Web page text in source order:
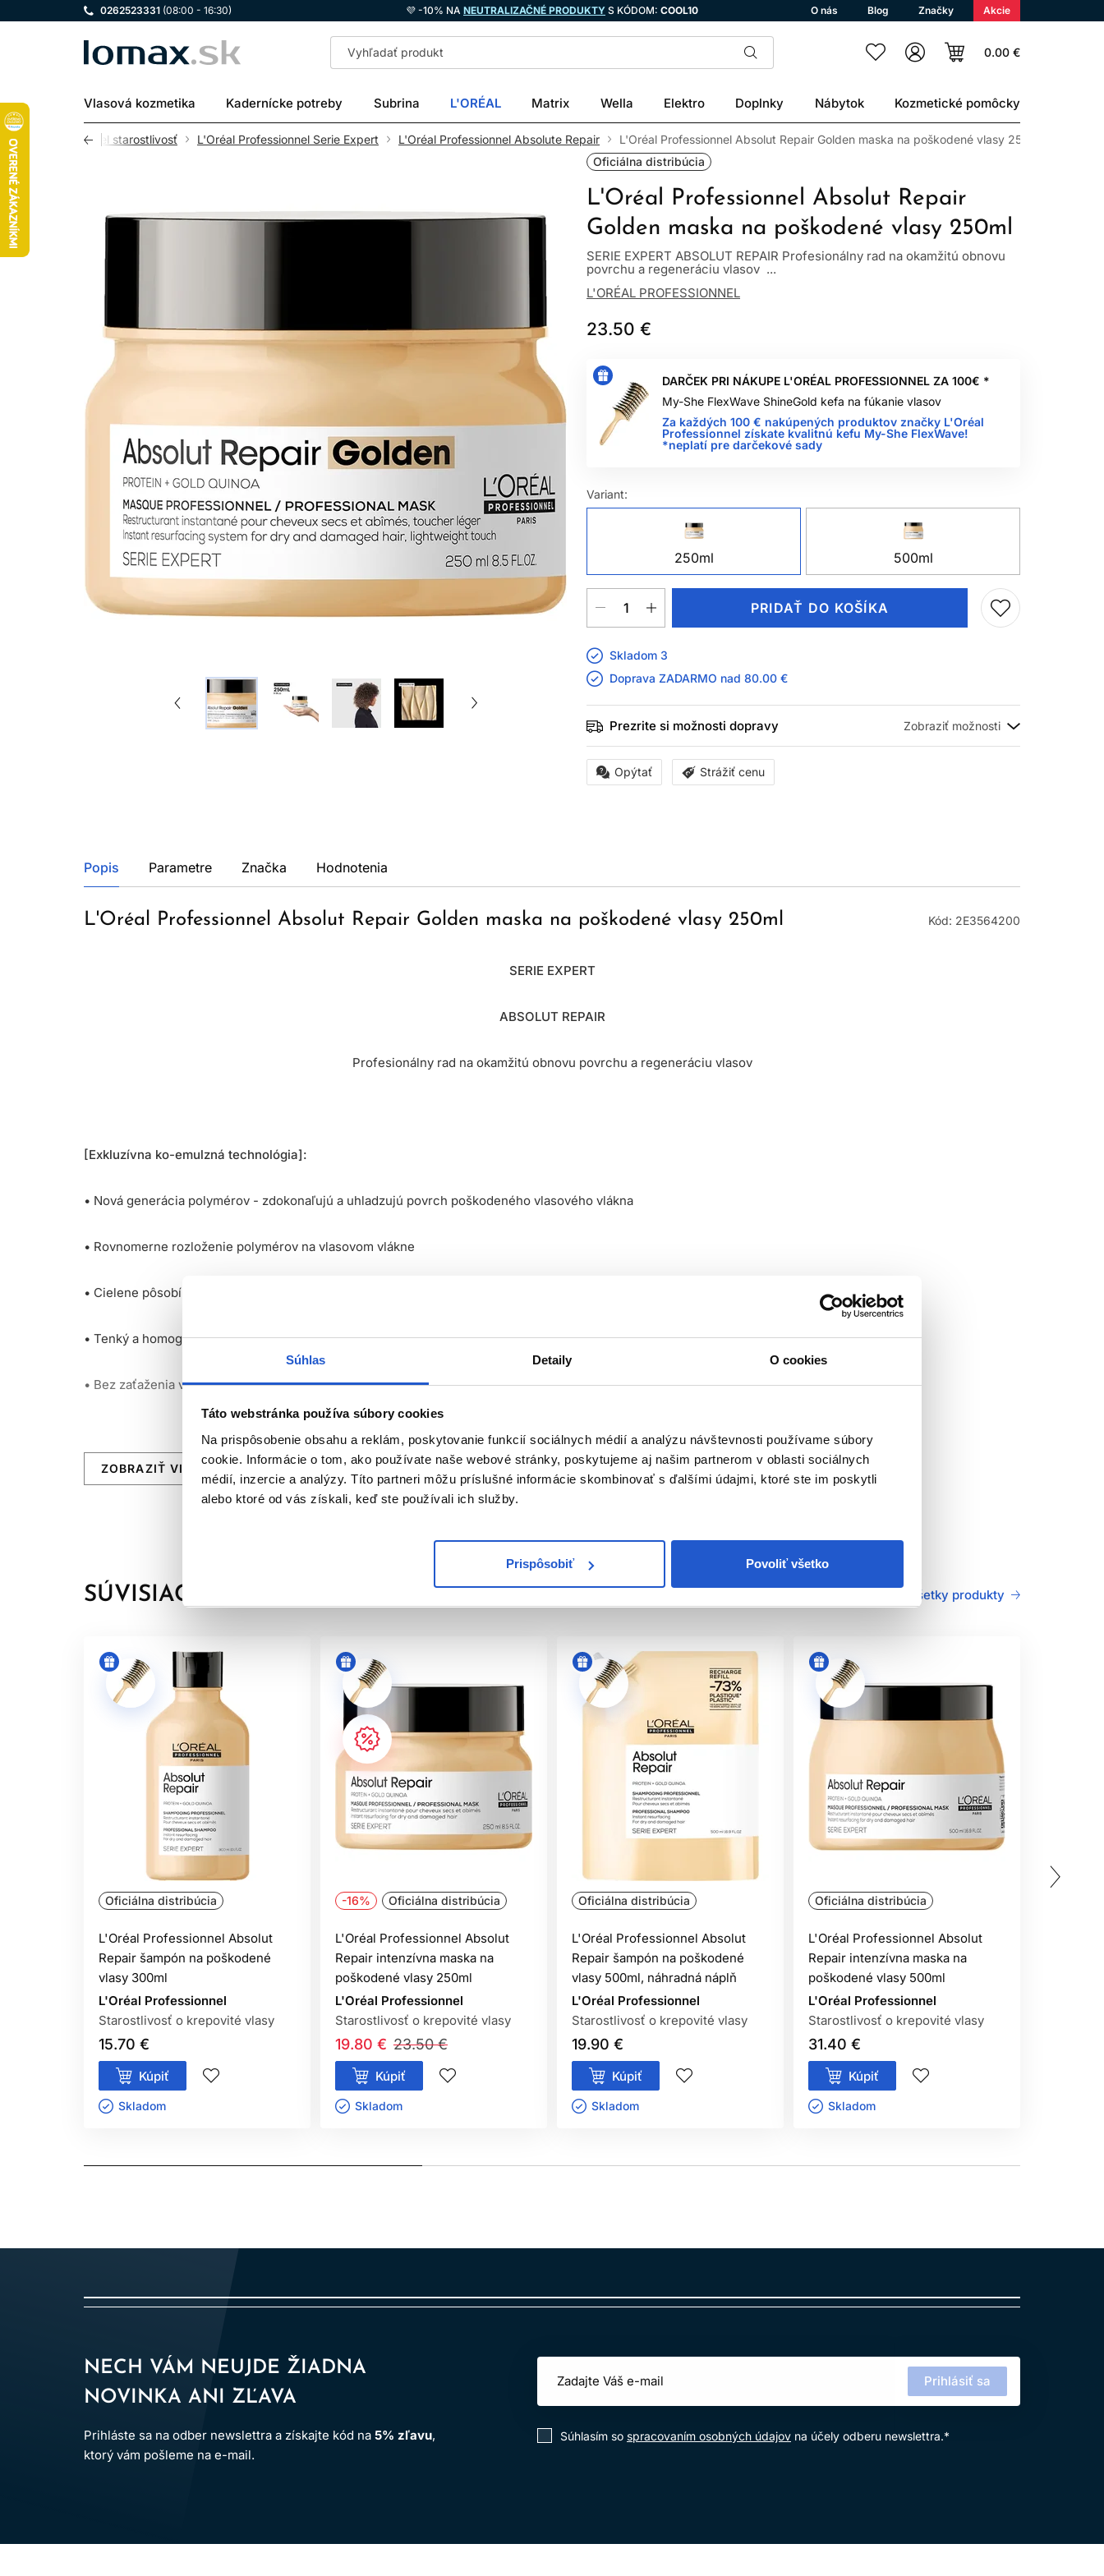
Súhlas Detaily O cookies
Táto webstránka používa súbory cookies
Na prispôsobenie obsahu a reklám, poskytovanie funkcií sociálnych médií a analýzu návštevnosti používame súbory
cookie. Informácie o tom, ako používate naše webové stránky, poskytujeme aj našim partnerom v oblasti sociálnych
médií, inzercie a analýzy. Títo partneri môžu príslušné informácie skombinovať s ďalšími údajmi, ktoré ste im poskytli
alebo ktoré od vás získali, keď ste používali ich služby.
Prispôsobiť Povoliť všetko
0262523331 (08:00 - 16:30) 💜 -10% NA NEUTRALIZAČNÉ PRODUKTY S KÓDOM: COOL10 O nás Blog Značky Akcie
LOMAX 0.00 €
Vlasová kozmetika Kadernícke potreby Subrina L'ORÉAL Matrix Wella Elektro Doplnky Nábytok Kozmetické pomôcky
Professionnel starostlivosť L'Oréal Professionnel Serie Expert L'Oréal Professionnel Absolute Repair
L'Oréal Professionnel Absolut Repair Golden maska na poškodené vlasy 250ml
Oficiálna distribúcia
L'Oréal Professionnel Absolut Repair
Golden maska na poškodené vlasy 250ml
SERIE EXPERT ABSOLUT REPAIR Profesionálny rad na okamžitú obnovu
povrchu a regeneráciu vlasov ...
L'ORÉAL PROFESSIONNEL
23.50 €
DARČEK PRI NÁKUPE L'ORÉAL PROFESSIONNEL ZA 100€ *
My-She FlexWave ShineGold kefa na fúkanie vlasov
Za každých 100 € nakúpených produktov značky L'Oréal
Professionnel získate kvalitnú kefu My-She FlexWave!
*neplatí pre darčekové sady
Variant:
250ml 500ml
PRIDAŤ DO KOŠÍKA
Skladom 3
Doprava ZADARMO nad 80.00 €
Prezrite si možnosti dopravy
Opýtať Strážiť cenu
Popis Parametre Značka Hodnotenia
L'Oréal Professionnel Absolut Repair Golden maska na poškodené vlasy 250ml Kód: 2E3564200
SERIE EXPERT
ABSOLUT REPAIR
Profesionálny rad na okamžitú obnovu povrchu a regeneráciu vlasov
[Exkluzívna ko-emulzná technológia]:
• Nová generácia polymérov - zdokonaľujú a uhladzujú povrch poškodeného vlasového vlákna
• Rovnomerne rozloženie polymérov na vlasovom vlákne
• Cielene pôsobí na veľmi poškodené zóny vlasu
• Tenký a homogénny film na povrchu vlasového vlákna
• Bez zaťaženia vlasu s pocitom ľahkosti
Zlatá quinoa a proteín
PRODUKT:Krémovo-gélová zlatá textúra. Ideálna pre jemné a normálne vlasy. Hydratuje a regeneruje vlasové vlákno bez pocitu zaťaženia.
APLIKÁCIA:Po umytí vlasov šampónom Absolut Repair aplikujte na uterákom vysušené vlasy. Nechajte pôsobiť 3 až 5 minút. Dôkladne opláchnite.
250 ml, 500 ml
*Inštrumentálny test Absolut Repair: šampón + maska/starostlivosť
ZOBRAZIŤ VIAC
SÚVISIACE PRODUKTY Všetky produkty
Oficiálna distribúcia
L'Oréal Professionnel Absolut
Repair šampón na poškodené
vlasy 300ml
L'Oréal Professionnel
Starostlivosť o krepovité vlasy
15.70 €
Kúpiť
Skladom ㅤ
-16% Oficiálna distribúcia
L'Oréal Professionnel Absolut
Repair intenzívna maska na
poškodené vlasy 250ml
L'Oréal Professionnel
Starostlivosť o krepovité vlasy
23.50 €
19.80 €
Kúpiť
Skladom ㅤ
Oficiálna distribúcia
L'Oréal Professionnel Absolut
Repair šampón na poškodené
vlasy 500ml, náhradná náplň
L'Oréal Professionnel
Starostlivosť o krepovité vlasy
19.90 €
Kúpiť
Skladom ㅤ
Oficiálna distribúcia
L'Oréal Professionnel Absolut
Repair intenzívna maska na
poškodené vlasy 500ml
L'Oréal Professionnel
Starostlivosť o krepovité vlasy
31.40 €
Kúpiť
Skladom ㅤ
NECH VÁM NEUJDE ŽIADNA
NOVINKA ANI ZĽAVA
Prihláste sa na odber newslettra a získajte kód na 5% zľavu,
ktorý vám pošleme na e-mail.
Prihlásiť sa
Súhlasím so spracovaním osobných údajov na účely odberu newslettra.*